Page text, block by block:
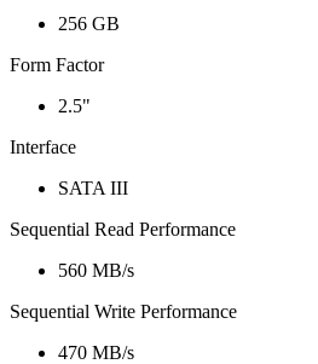
256 GB
Form Factor
2.5"
Interface
SATA III
Sequential Read Performance
560 MB/s
Sequential Write Performance
470 MB/s